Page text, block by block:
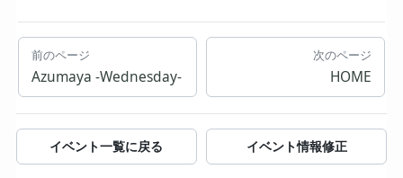
前のページ
Azumaya -Wednesday-
次のページ
HOME
イベント一覧に戻る イベント情報修正